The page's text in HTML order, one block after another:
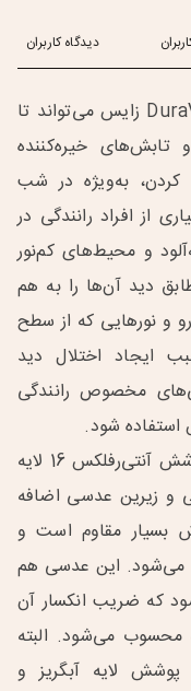
دیدگاه کاربران
پوشش ضد بازتاب DuraVision Drivesafe زایس می‌تواند تا
تابش‌های خیره‌کننده
کردن، به‌ویژه در شب
از افراد رانندگی در
و محیط‌های کم‌نور
دید آن‌ها را به هم
و نورهایی که از سطح
ایجاد اختلال دید
مخصوص رانندگی
لازم به ذکر است، پوشش دوراویژن، پوشش آنتی‌رفلکس 16 لایه
و زیرین عدسی اضافه
بسیار مقاوم است و
می‌شود. این عدسی هم
که ضریب انکسار آن
محسوب می‌شود. البته
لایه آبگریز و